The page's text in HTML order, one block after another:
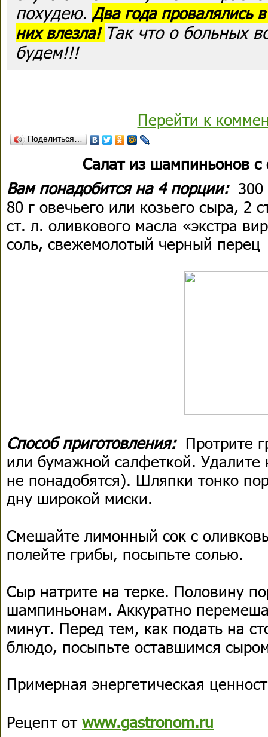
похудею. Два года провалялись
них влезла! Так что о больных
будем!!!
Перейти к
Поделиться…
Салат из шампиньонов
Вам понадобится на 4 порции:
80 г овечьего или козьего сыра, 2
ст. л. оливкового масла «экстра
соль, свежемолотый черный перец
Способ приготовления: Протрите
или бумажной салфеткой. Удалите
не понадобятся). Шляпки тонко
дну широкой миски.
Смешайте лимонный сок с
полейте грибы, посыпьте солью.
Сыр натрите на терке. Половину
шампиньонам. Аккуратно
минут. Перед тем, как подать на
блюдо, посыпьте оставшимся
Примерная энергетическая
Рецепт от www.gastronom.ru